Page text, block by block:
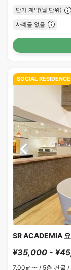
단기 계약(월 단위)
사례금 없음
SOCIAL RESIDENCE
SR ACADEMIA
¥35,000 -
7.00㎡〜 / 5층 건물 /